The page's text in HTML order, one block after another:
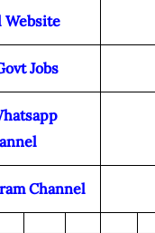
Website
Jobs
Channel